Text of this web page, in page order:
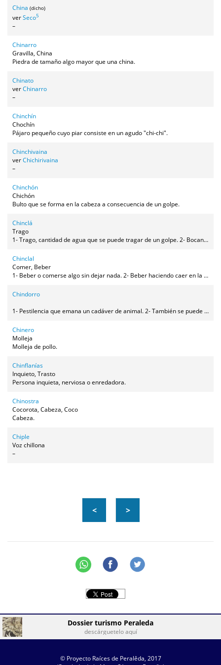
China (dicho)
verSeco5
–
Chinarro
Gravilla, China
Piedra de tamaño algo mayor que una china.
Chinato
verChinarro
–
Chinchín
Chochín
Pájaro pequeño cuyo piar consiste en un agudo "chi-chi".
Chinchivaina
verChichirivaina
–
Chinchón
Chichón
Bulto que se forma en la cabeza a consecuencia de un golpe.
Chinclá
Trago
1- Trago, cantidad de agua que se puede tragar de un golpe. 2- Bocanada de agua que se puede retener en la boca.
Chinclal
Comer, Beber
1- Beber o comerse algo sin dejar nada. 2- Beber haciendo caer en la boca un chorro de líquido procedente de un piporro (agua), de un porrón (vino), etc.
Chindorro
1- Pestilencia que emana un cadáver de animal. 2- También se puede aplicar a personas refiriéndose a un muerto.
Chinero
Molleja
Molleja de pollo.
Chinflanías
Inquieto, Trasto
Persona inquieta, nerviosa o enredadora.
Chinostra
Cocorota, Cabeza, Coco
Cabeza.
Chiple
Voz chillona
–
< >
Dossier turismo Peraleda
descárguetelo aquí
© Proyecto Raíces de Peralêda, 2017